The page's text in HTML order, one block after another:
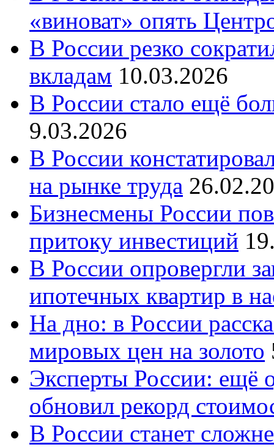
«виноват» опять
В России резко
вкладам 10.03.2026
В России стало ещё
9.03.2026
В России
на рынке труда
Бизнесмены России
притоку инвестиций
В России опровергли
ипотечных квартир в
На дно: в России
мировых цен на золото
Эксперты России: ещё
обновил рекорд
В России станет